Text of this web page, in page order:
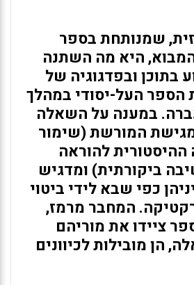
שמנותחת בספר
היא מה השתנה
בתוכן ובפדגוגיה של
הספר העל-יסודי במהלך
במענה על השאלה
המורשת (שימור
להוראה
ביקורתית) ומדגיש
כפי שבא לידי ביטוי
המחבר מרמז,
ציידו את מוריהם
הן מובילות לכיוונים